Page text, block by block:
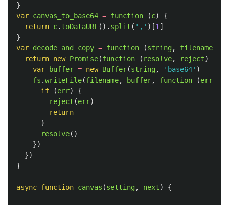
}
var canvas_to_base64 = function (c)
{
return c. toDataURL (). split ( ' , ' )[1 ]
}
var decode_and_copy = function (string, filename
return new Promise(function ( resolve, reject)
var buffer = new Buffer(string, ' base64' )
fs .writeFile(filename, buffer, function (err
if
(err)
{
reject (err)
return
}
resolve()
})
})
}
async function canvas (setting, next) {